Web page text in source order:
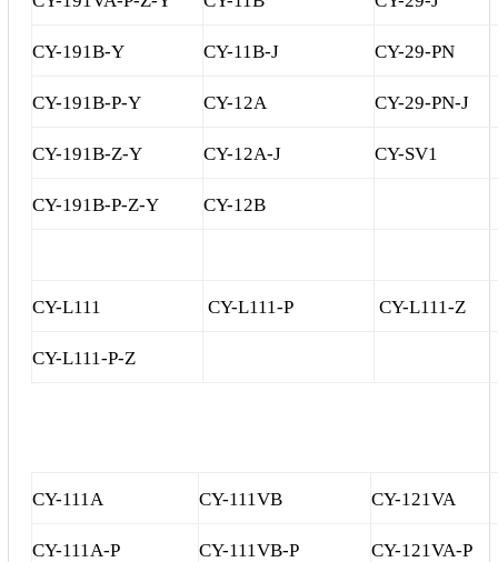
CY-191B-Y CY-11B-J CY-29-PN
CY-191B-P-Y CY-12A CY-29-PN-J
CY-191B-Z-Y CY-12A-J CY-SV1
CY-191B-P-Z-Y CY-12B
CY-L111 CY-L111-P CY-L111-Z
CY-L111-P-Z
CY-111A CY-111VB CY-121VA
CY-111A-P CY-111VB-P CY-121VA-P